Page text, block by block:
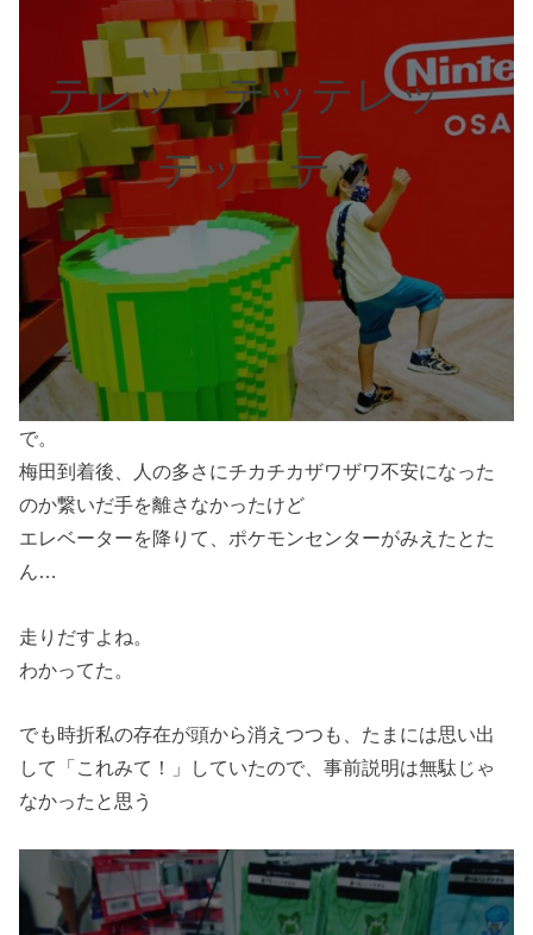
テレッ テッテレッ
テッ テッ
で。
梅田到着後、人の多さにチカチカザワザワ不安になった
のか繋いだ手を離さなかったけど
エレベーターを降りて、ポケモンセンターがみえたとた
ん…
走りだすよね。
わかってた。
でも時折私の存在が頭から消えつつも、たまには思い出
して「これみて！」していたので、事前説明は無駄じゃ
なかったと思う